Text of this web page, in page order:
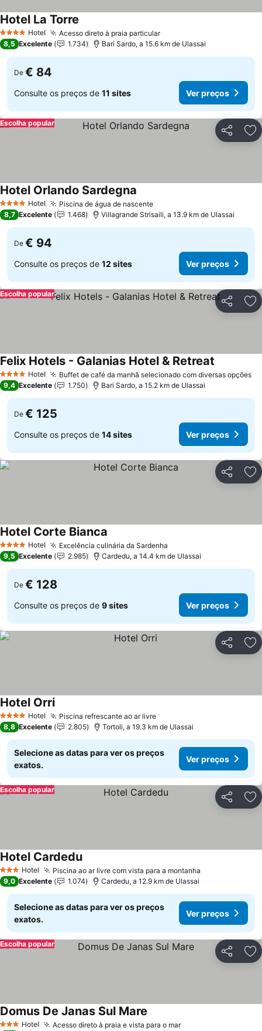
4 EstrelasHotel Acesso direto à praia particularVer preços
Hotel La Torre
8,5 Excelente 1.734 Bari Sardo, a 15.6 km de Ulassai
De € 84
Consulte os preços de 11 sites Ver preços
Partilhar
Escolha popular
4 EstrelasHotel Piscina de água de nascenteVer preços
Hotel Orlando Sardegna
8,7 Excelente 1.468 Villagrande Strisaili, a 13.9 km de Ulassai
De € 94
Consulte os preços de 12 sites Ver preços
Partilhar
Escolha popular
4 EstrelasHotel Buffet de café da manhã selecionado com diversas opções
Felix Hotels - Galanias Hotel & Retreat
9,4 Excelente 1.750 Bari Sardo, a 15.2 km de Ulassai
De € 125
Consulte os preços de 14 sites Ver preços
Partilhar
4 EstrelasHotel Excelência culinária da Sardenha
Hotel Corte Bianca
9,5 Excelente 2.985 Cardedu, a 14.4 km de Ulassai
De € 128
Consulte os preços de 9 sites Ver preços
Partilhar
4 EstrelasHotel Piscina refrescante ao ar livreVer preços
Hotel OrriVer preços
8,8 Excelente 2.805 Tortoli, a 19.3 km de Ulassai
Selecione as datas para ver os preços
exatos.
Ver preços
Partilhar
Escolha popular
3 EstrelasHotel Piscina ao ar livre com vista para a montanha
Hotel CardeduVer preços
9,0 Excelente 1.074 Cardedu, a 12.9 km de Ulassai
Selecione as datas para ver os preços
exatos.
Ver preços
Partilhar
Escolha popular
3 EstrelasHotel Acesso direto à praia e vista para o marVer preços
Domus De Janas Sul Mare